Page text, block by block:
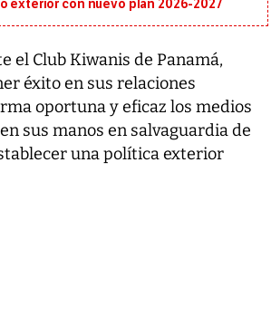
exterior con nuevo plan 2026-2027
el Club Kiwanis de Panamá,
éxito en sus relaciones
oportuna y eficaz los medios
sus manos en salvaguardia de
una política exterior